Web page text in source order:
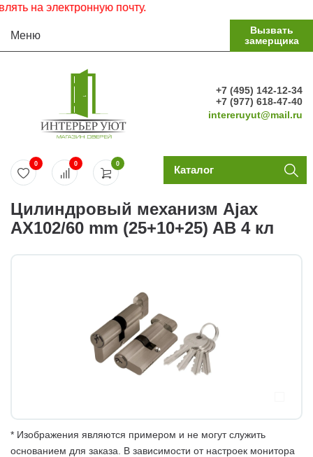
на электронную почту.
Меню
Вызвать
замерщика
+7 (495) 142-12-34
+7 (977) 618-47-40
intereruyut@mail.ru
0
0 0 Каталог
Цилиндровый механизм Ajax
AX102/60 mm (25+10+25) AB 4 кл
* Изображения являются примером и не могут служить
основанием для заказа. В зависимости от настроек монитора